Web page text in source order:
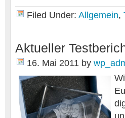
Filed Under: Allgemein,
Aktueller
16. Mai 2011 by